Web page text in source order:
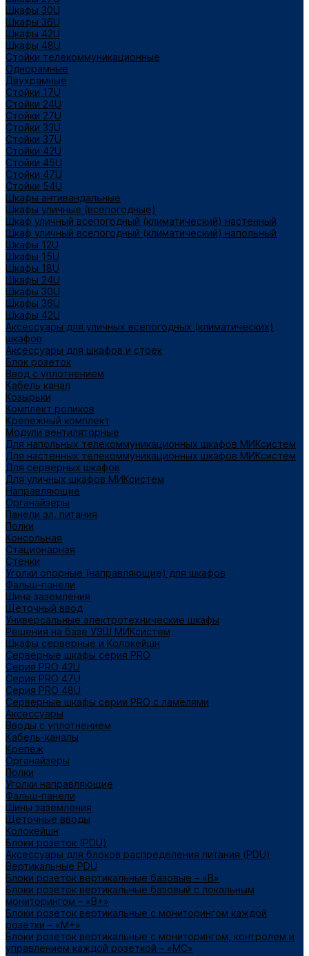
Шкафы 30U
Шкафы 36U
Шкафы 42U
Шкафы 48U
Стойки телекоммуникационные
Однорамные
Двухрамные
Стойки 17U
Стойки 24U
Стойки 27U
Стойки 33U
Стойки 37U
Стойки 42U
Стойки 45U
Стойки 47U
Стойки 54U
Шкафы антивандальные
Шкафы уличные (всепогодные)
Шкаф уличный всепогодный (климатический) настенный
Шкаф уличный всепогодный (климатический) напольный
Шкафы 12U
Шкафы 15U
Шкафы 18U
Шкафы 24U
Шкафы 30U
Шкафы 36U
Шкафы 42U
Аксессуары для уличных всепогодных (климатических)
шкафов
Аксессуары для шкафов и стоек
Блок розеток
Ввод с уплотнением
Кабель канал
Козырьки
Комплект роликов
Крепежный комплект
Модули вентиляторные
Для напольных телекоммуникационных шкафов МИКсистем
Для настенных телекоммуникационных шкафов МИКсистем
Для серверных шкафов
Для уличных шкафов МИКсистем
Направляющие
Органайзеры
Панели эл. питания
Полки
Консольная
Стационарная
Стенки
Уголки опорные (направляющие) для шкафов
Фальш-панели
Шина заземления
Щеточный ввод
Универсальные электротехнические шкафы
Решения на базе УЭШ МИКсистем
Шкафы серверные и Колокейшн
Серверные шкафы серия PRO
Серия PRO 42U
Серия PRO 47U
Серия PRO 48U
Серверные шкафы серии PRO с ламелями
Аксессуары
Вводы с уплотнением
Кабель-каналы
Крепеж
Органайзеры
Полки
Уголки направляющие
Фальш-панели
Шины заземления
Щеточные вводы
Колокейшн
Блоки розеток (PDU)
Аксессуары для блоков распределения питания (PDU)
Вертикальные PDU
Блоки розеток вертикальные базовые – «В»
Блоки розеток вертикальные базовый с локальным
мониторингом – «В+»
Блоки розеток вертикальные с мониторингом каждой
розетки – «М+»
Блоки розеток вертикальные с мониторингом, контролем и
управлением каждой розеткой – «МС»